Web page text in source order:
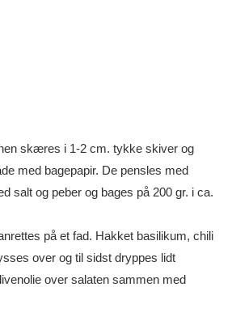
skæres i 1-2 cm. tykke skiver og
med bagepapir. De pensles med
salt og peber og bages på 200 gr. i ca.
på et fad. Hakket basilikum, chili
over og til sidst dryppes lidt
over salaten sammen med